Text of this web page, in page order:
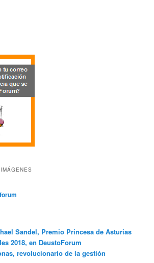
Sandel, Premio Princesa de Asturias
2018, en DeustoForum
revolucionario de la gestión